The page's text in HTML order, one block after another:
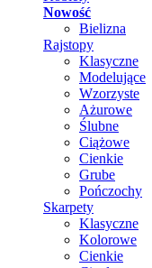
Nowość
Bielizna
Rajstopy
Klasyczne
Modelujące
Wzorzyste
Ażurowe
Ślubne
Ciążowe
Cienkie
Grube
Pończochy
Skarpety
Klasyczne
Kolorowe
Cienkie